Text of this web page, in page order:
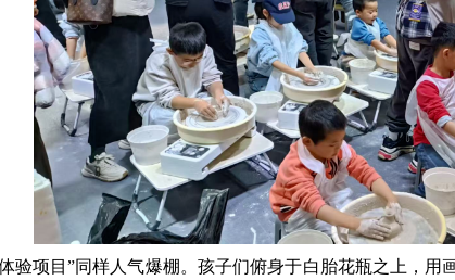
验项目”同样人气爆棚。孩子们俯身于白胎花瓶之上，